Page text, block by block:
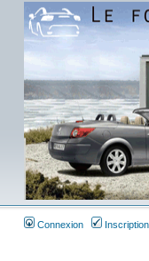
Connexion Inscription